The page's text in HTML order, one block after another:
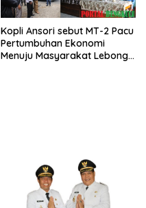
Kopli Ansori sebut MT-2 Pacu
Pertumbuhan Ekonomi
Menuju Masyarakat Lebong